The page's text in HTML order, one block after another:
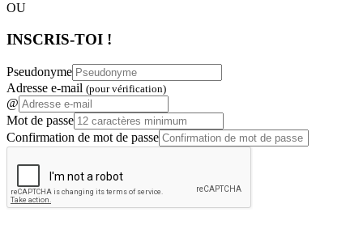
OU
INSCRIS-TOI !
Pseudonyme
Adresse e-mail (pour vérification)
@
Mot de passe
Confirmation de mot de passe